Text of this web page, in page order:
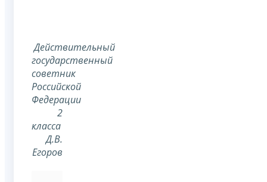
Действительный
государственный
советник
Российской
Федерации
2
класса
Д.В.
Егоров